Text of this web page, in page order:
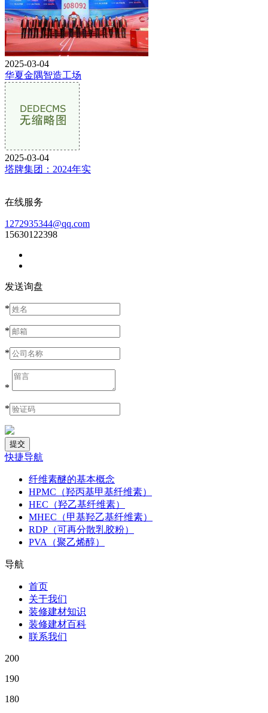
2025-03-04
华夏金隅智造工场
2025-03-04
塔牌集团：2024年实
在线服务
1272935344@qq.com
15630122398
发送询盘
*
*
*
*
*
快捷导航
纤维素醚的基本概念
HPMC（羟丙基甲基纤维素）
HEC（羟乙基纤维素）
MHEC（甲基羟乙基纤维素）
RDP（可再分散乳胶粉）
PVA（聚乙烯醇）
导航
首页
关于我们
装修建材知识
装修建材百科
联系我们
200
190
180